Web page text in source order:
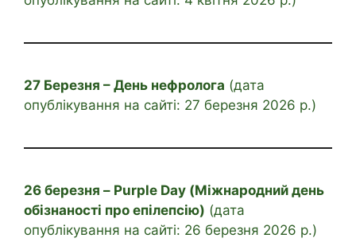
27 Березня – День нефролога (дата
опублікування на сайті: 27 березня 2026 р.)
26 березня – Purple Day (Міжнародний день
обізнаності про епілепсію) (дата
опублікування на сайті: 26 березня 2026 р.)